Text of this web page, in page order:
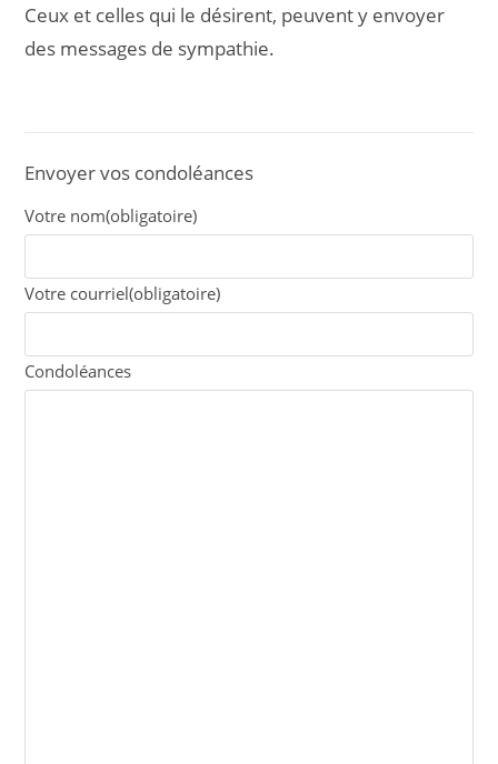
Ceux et celles qui le désirent, peuvent y envoyer
des messages de sympathie.
Envoyer vos condoléances
Votre nom(obligatoire)
Votre courriel(obligatoire)
Condoléances